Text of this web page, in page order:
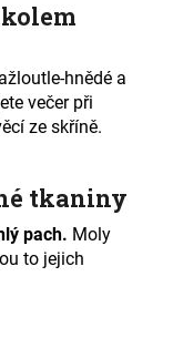
hnědé a
večer při
ze skříně.
tkaniny
pach. Moly
to jejich